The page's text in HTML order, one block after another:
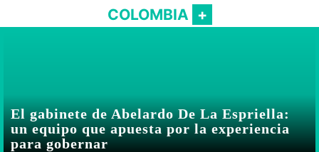
COLOMBIA
El gabinete de Abelardo De La Espriella:
un equipo que apuesta por la experiencia
para gobernar